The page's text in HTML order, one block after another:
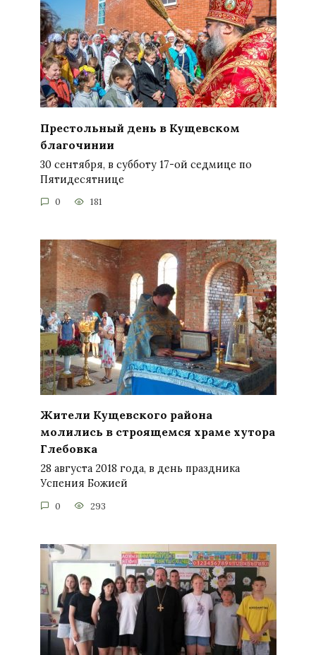
Престольный день в Кущевском
благочинии
30 сентября, в субботу 17-ой седмице по
Пятидесятнице
0 181
Жители Кущевского района
молились в строящемся храме хутора
Глебовка
28 августа 2018 года, в день праздника
Успения Божией
0 293